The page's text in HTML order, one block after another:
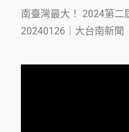
南臺灣最大！ 2024第二
20240126｜大台南新聞